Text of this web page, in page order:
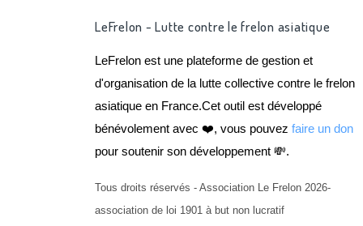
LeFrelon - Lutte contre le frelon asiatique
LeFrelon est une plateforme de gestion et
d'organisation de la lutte collective contre le frelon
asiatique en France.Cet outil est développé
bénévolement avec ❤️, vous pouvez faire un don
pour soutenir son développement 💸.
Tous droits réservés - Association Le Frelon 2026-
association de loi 1901 à but non lucratif